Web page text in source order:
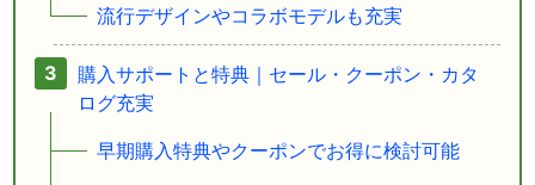
流行デザインやコラボモデルも充実
購入サポートと特典｜セール・クーポン・カタ
ログ充実
早期購入特典やクーポンでお得に検討可能